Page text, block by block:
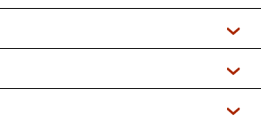
Podcasts
Kinderprogramm
+ DAB+)